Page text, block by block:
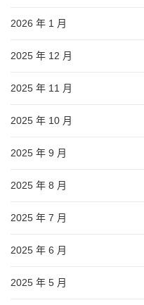
2026 年 1 月
2025 年 12 月
2025 年 11 月
2025 年 10 月
2025 年 9 月
2025 年 8 月
2025 年 7 月
2025 年 6 月
2025 年 5 月